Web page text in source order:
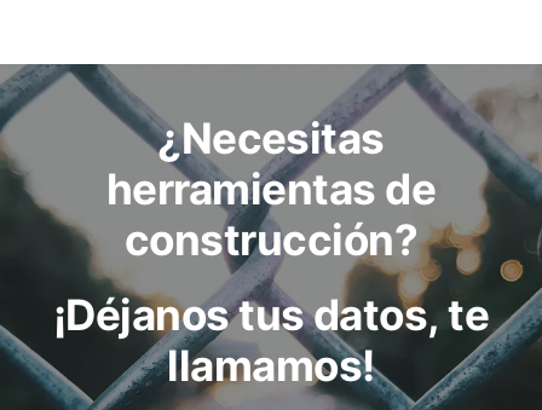
¿Necesitas
herramientas de
construcción?
¡Déjanos tus datos, te
llamamos!